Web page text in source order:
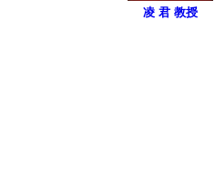
凌 君 教授